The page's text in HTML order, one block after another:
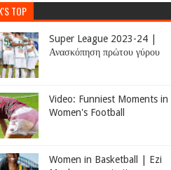
TOP
Super League 2023-24 |
Ανασκόπηση πρώτου γύρου
Video: Funniest Moments in
Women's Football
Women in Basketball | Ezi